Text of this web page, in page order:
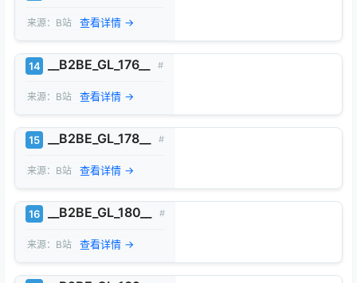
来源：B站 查看详情 →
14 __B2BE_GL_176__ #
来源：B站 查看详情 →
15 __B2BE_GL_178__ #
来源：B站 查看详情 →
16 __B2BE_GL_180__ #
来源：B站 查看详情 →